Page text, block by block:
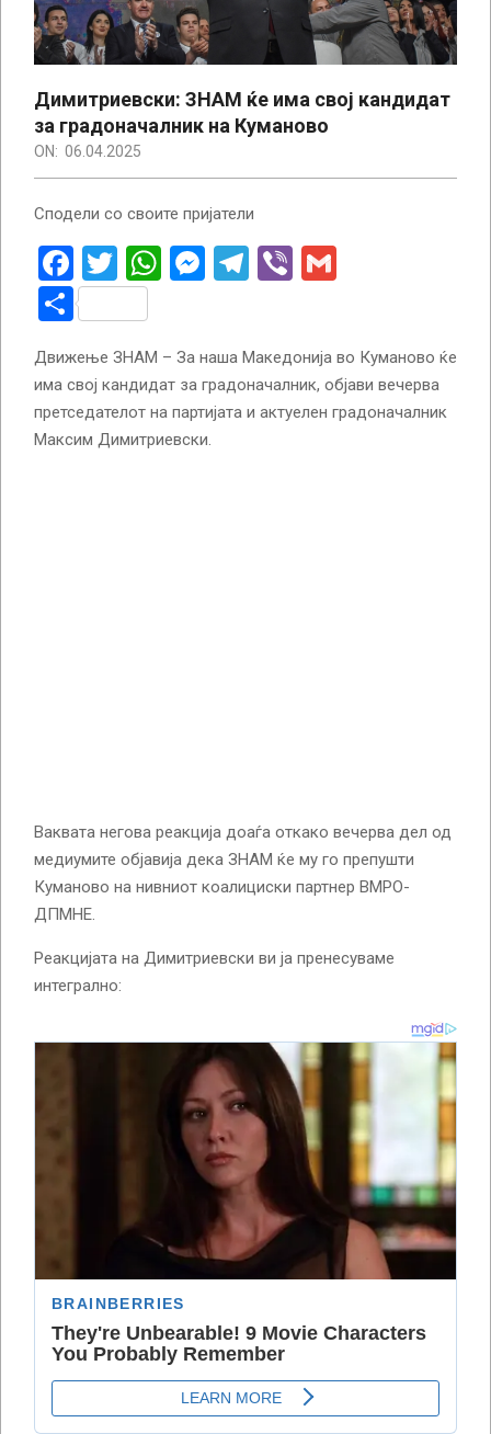
Димитриевски: ЗНАМ ќе има свој кандидат
за градоначалник на Куманово
ON: 06.04.2025
Сподели со своите пријатели
Facebook
Twitter
WhatsApp
Messenger
Telegram
Viber
Share
Движење ЗНАМ – За наша Македонија во Куманово ќе
има свој кандидат за градоначалник, објави вечерва
претседателот на партијата и актуелен градоначалник
Максим Димитриевски.
Ваквата негова реакција доаѓа откако вечерва дел од
медиумите објавија дека ЗНАМ ќе му го препушти
Куманово на нивниот коалициски партнер ВМРО-
ДПМНЕ.
Реакцијата на Димитриевски ви ја пренесуваме
интегрално: